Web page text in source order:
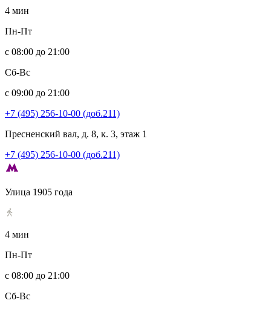
4 мин
Пн-Пт
с 08:00 до 21:00
Сб-Вс
с 09:00 до 21:00
+7 (495) 256-10-00 (доб.211)
Пресненский вал, д. 8, к. 3, этаж 1
+7 (495) 256-10-00 (доб.211)
Улица 1905 года
4 мин
Пн-Пт
с 08:00 до 21:00
Сб-Вс